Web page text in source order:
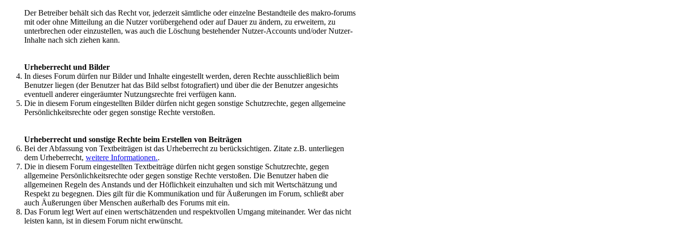
Der Betreiber behält sich das Recht vor, jederzeit sämtliche oder einzelne Bestandteile des makro-forums
mit oder ohne Mitteilung an die Nutzer vorübergehend oder auf Dauer zu ändern, zu erweitern, zu
unterbrechen oder einzustellen, was auch die Löschung bestehender Nutzer-Accounts und/oder Nutzer-
Inhalte nach sich ziehen kann.
Urheberrecht und Bilder
In dieses Forum dürfen nur Bilder und Inhalte eingestellt werden, deren Rechte ausschließlich beim
Benutzer liegen (der Benutzer hat das Bild selbst fotografiert) und über die der Benutzer angesichts
eventuell anderer eingeräumter Nutzungsrechte frei verfügen kann.
Die in diesem Forum eingestellten Bilder dürfen nicht gegen sonstige Schutzrechte, gegen allgemeine
Persönlichkeitsrechte oder gegen sonstige Rechte verstoßen.
Urheberrecht und sonstige Rechte beim Erstellen von Beiträgen
Bei der Abfassung von Textbeiträgen ist das Urheberrecht zu berücksichtigen. Zitate z.B. unterliegen
dem Urheberrecht, weitere Informationen..
Die in diesem Forum eingestellten Textbeiträge dürfen nicht gegen sonstige Schutzrechte, gegen
allgemeine Persönlichkeitsrechte oder gegen sonstige Rechte verstoßen. Die Benutzer haben die
allgemeinen Regeln des Anstands und der Höflichkeit einzuhalten und sich mit Wertschätzung und
Respekt zu begegnen. Dies gilt für die Kommunikation und für Äußerungen im Forum, schließt aber
auch Äußerungen über Menschen außerhalb des Forums mit ein.
Das Forum legt Wert auf einen wertschätzenden und respektvollen Umgang miteinander. Wer das nicht
leisten kann, ist in diesem Forum nicht erwünscht.